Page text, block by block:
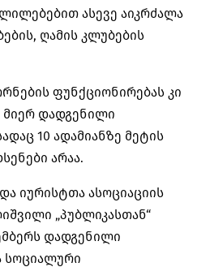
ასევე აიკრძალა
ღამის კლუბების
ფუნქციონირებას კი
მიერ დადგენილი
10 ადამიანზე მეტის
არაა.
იურისტთა ასოციაციის
„პუბლიკასთან“
დადგენილი
სოციალური